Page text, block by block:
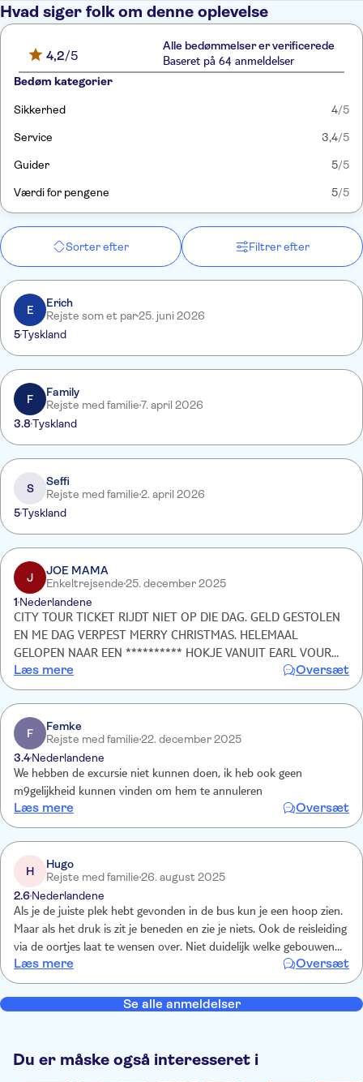
Hvad siger folk om denne oplevelse
4,2/5
Alle bedømmelser er verificerede
Baseret på 64 anmeldelser
Bedøm kategorier
Sikkerhed 4/5
Service 3,4/5
Guider 5/5
Værdi for pengene 5/5
Sorter efter Filtrer efter
E
Erich
Rejste som et par25. juni 2026
5Tyskland
F
Family
Rejste med familie7. april 2026
3.8Tyskland
S
Seffi
Rejste med familie2. april 2026
5Tyskland
J
JOE MAMA
Enkeltrejsende25. december 2025
1 Nederlandene
CITY TOUR TICKET RIJDT NIET OP DIE DAG. GELD GESTOLEN
EN ME DAG VERPEST MERRY CHRISTMAS. HELEMAAL
GELOPEN NAAR EEN ********** HOKJE VANUIT EARL VOURT
NAAR WESTMINSTER PIER OMDAT HET OP DE MAIL STOND
DAT IK DAAR MOEST ZIJN. WAARDELOOS
Læs mere Oversæt
F
Femke
Rejste med familie22. december 2025
3.4Nederlandene
We hebben de excursie niet kunnen doen, ik heb ook geen
m9gelijkheid kunnen vinden om hem te annuleren
Læs mere Oversæt
H
Hugo
Rejste med familie26. august 2025
2.6Nederlandene
Als je de juiste plek hebt gevonden in de bus kun je een hoop zien.
Maar als het druk is zit je beneden en zie je niets. Ook de reisleiding
via de oortjes laat te wensen over. Niet duidelijk welke gebouwen ze
bedoelen. Het loopt soms voor en dan weer achter. Het vinden van
de juiste opstapplaats is ook wel een uitdaging.
Læs mere Oversæt
Se alle anmeldelser
Du er måske også interesseret i